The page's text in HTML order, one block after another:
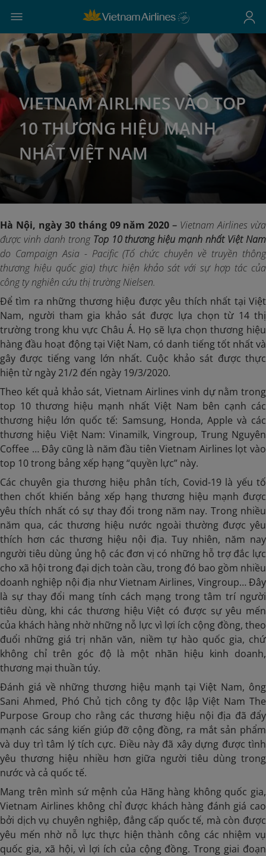
VIETNAM AIRLINES VÀO TOP
10 THƯƠNG HIỆU MẠNH
NHẤT VIỆT NAM
Hà Nội, ngày 30 tháng 09 năm 2020 – Vietnam Airlines vừa
được vinh danh trong Top 10 thương hiệu mạnh nhất Việt Nam
do Campaign Asia - Pacific (Tổ chức chuyên về truyền thông
thương hiệu quốc gia) thực hiện khảo sát với sự hợp tác của
công ty nghiên cứu thị trường Nielsen.
Để tìm ra những thương hiệu được yêu thích nhất tại Việt
Nam, người tham gia khảo sát được lựa chọn từ 14 thị
trường trong khu vực Châu Á. Họ sẽ lựa chọn thương hiệu
hàng đầu hoạt động tại Việt Nam, có danh tiếng tốt nhất và
gây được tiếng vang lớn nhất. Cuộc khảo sát được thực
hiện từ ngày 21/2 đến ngày 19/3/2020.
Theo kết quả khảo sát, Vietnam Airlines vinh dự nằm trong
top 10 thương hiệu mạnh nhất Việt Nam bên cạnh các
thương hiệu lớn quốc tế: Samsung, Honda, Apple và các
thương hiệu Việt Nam: Vinamilk, Vingroup, Trung Nguyên
Coffee … Đây cũng là năm đầu tiên Vietnam Airlines lọt vào
top 10 trong bảng xếp hạng “quyền lực” này.
Các chuyên gia thương hiệu phân tích, Covid-19 là yếu tố
then chốt khiến bảng xếp hạng thương hiệu mạnh được
yêu thích nhất có sự thay đổi trong năm nay. Trong nhiều
năm qua, các thương hiệu nước ngoài thường được yêu
thích hơn các thương hiệu nội địa. Tuy nhiên, năm nay
người tiêu dùng ủng hộ các đơn vị có những hỗ trợ đắc lực
cho xã hội trong đại dịch toàn cầu, trong đó bao gồm nhiều
doanh nghiệp nội địa như Vietnam Airlines, Vingroup… Đây
là sự thay đổi mang tính cách mạng trong tâm trí người
tiêu dùng, khi các thương hiệu Việt có được sự yêu mến
của khách hàng nhờ những nỗ lực vì lợi ích cộng đồng, theo
đuổi những giá trị nhăn văn, niềm tự hào quốc gia, chứ
không chỉ trên góc độ là một nhãn hiệu kinh doanh,
thương mại thuần túy.
Đánh giá về những thương hiệu mạnh tại Việt Nam, ông
Sani Ahmed, Phó Chủ tịch công ty độc lập Việt Nam The
Purpose Group cho rằng các thương hiệu nội địa đã đẩy
mạnh các sáng kiến giúp đỡ cộng đồng, ra mắt sản phẩm
và duy trì tâm lý tích cực. Điều này đã xây dựng được tình
yêu thương hiệu nhiều hơn giữa người tiêu dùng trong
nước và cả quốc tế.
Mang trên mình sứ mệnh của Hãng hàng không quốc gia,
Vietnam Airlines không chỉ được khách hàng đánh giá cao
bởi dịch vụ chuyên nghiệp, đẳng cấp quốc tế, mà còn được
yêu mến nhờ nỗ lực thực hiện thành công các nhiệm vụ
quốc gia, xã hội, vì lợi ích của cộng đồng. Trong giai đoạn